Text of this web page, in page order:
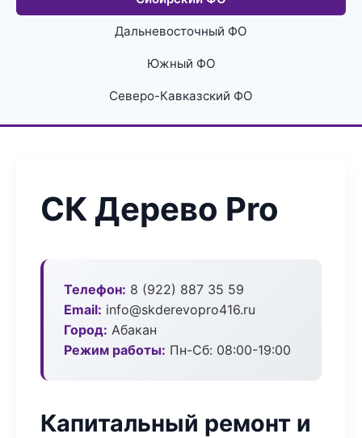
Дальневосточный ФО
Южный ФО
Северо-Кавказский ФО
СК Дерево Pro
Телефон: 8 (922) 887 35 59
Email: info@skderevopro416.ru
Город: Абакан
Режим работы: Пн-Сб: 08:00-19:00
Капитальный ремонт и